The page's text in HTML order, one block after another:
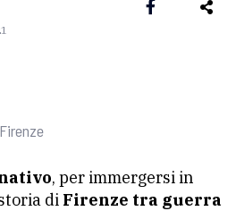
, per immergersi in
di Firenze tra guerra